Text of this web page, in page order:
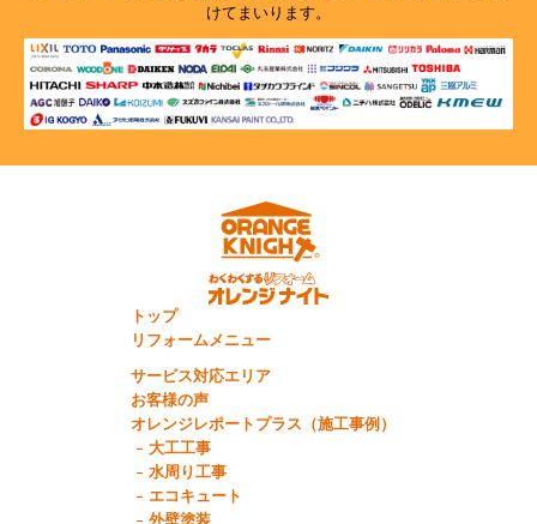
けてまいります。
トップ
リフォームメニュー
サービス対応エリア
お客様の声
オレンジレポートプラス（施工事例）
大工工事
水周り工事
エコキュート